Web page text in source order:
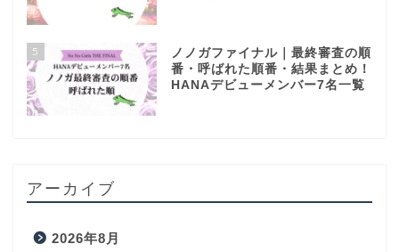
5
ノノガファイナル｜最終審査の順
番・呼ばれた順番・結果まとめ！
HANAデビューメンバー7名一覧
アーカイブ
2026年8月